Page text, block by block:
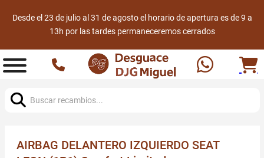
Desde el 23 de julio al 31 de agosto el horario de apertura es de 9 a
13h por las tardes permaneceremos cerrados
AIRBAG DELANTERO IZQUIERDO SEAT